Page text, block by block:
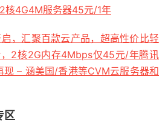
核4G4M服务器45元/1年
，汇聚百款云产品，超高性价比轻
2核2G内存4Mbps仅45元/年腾讯
现 – 涵美国/香港等CVM云服务器和
区